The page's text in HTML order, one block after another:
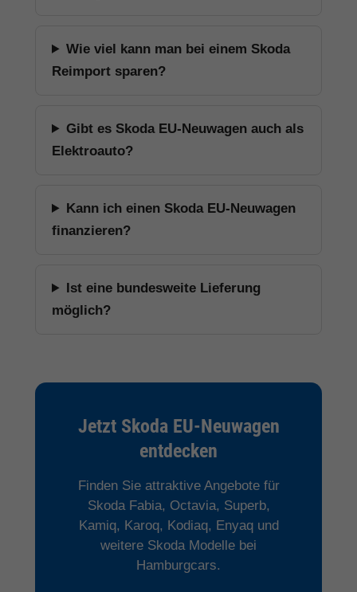
Wie viel kann man bei einem Skoda
Reimport sparen?
Gibt es Skoda EU-Neuwagen auch als
Elektroauto?
Kann ich einen Skoda EU-Neuwagen
finanzieren?
Ist eine bundesweite Lieferung
möglich?
Jetzt Skoda EU-Neuwagen
entdecken
Finden Sie attraktive Angebote für
Skoda Fabia, Octavia, Superb,
Kamiq, Karoq, Kodiaq, Enyaq und
weitere Skoda Modelle bei
Hamburgcars.